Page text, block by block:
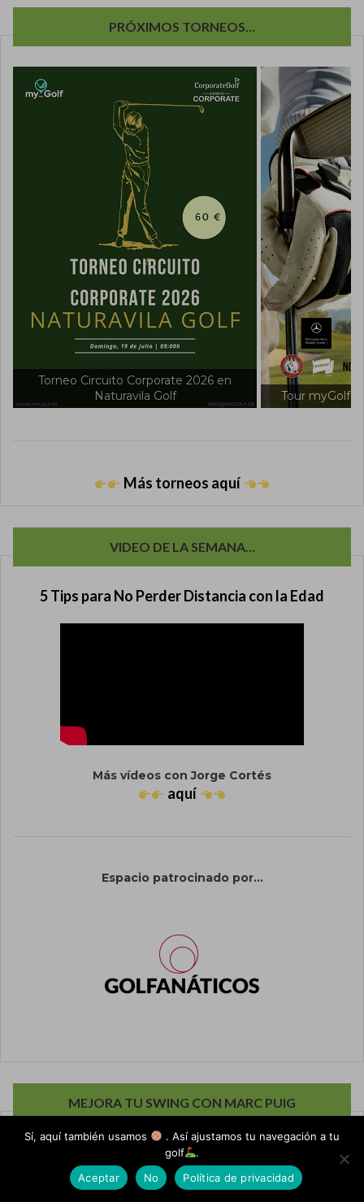
PRÓXIMOS TORNEOS…
2026 en
Tour myGolf 2026 en Villanueva Golf
Más torneos aquí
VIDEO DE LA SEMANA…
5 Tips para No Perder Distancia con la Edad
Más vídeos con Jorge Cortés
aquí
Espacio patrocinado por...
MEJORA TU SWING CON MARC PUIG
Sí, aquí también usamos
. Así ajustamos tu navegación a tu
golf
.
Aceptar
No Política de privacidad